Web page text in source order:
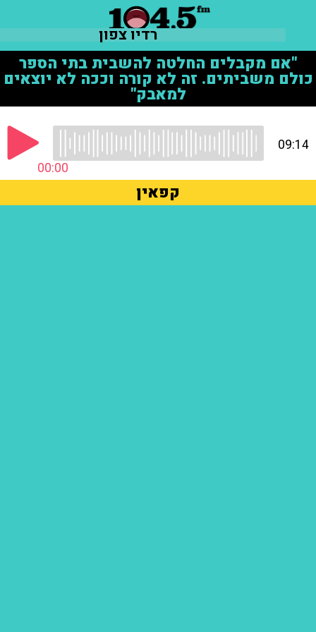
רדיו צפון
"אם מקבלים החלטה להשבית בתי הספר
כולם משביתים. זה לא קורה וככה לא יוצאים
למאבק"
00:00
09:14
קפאין